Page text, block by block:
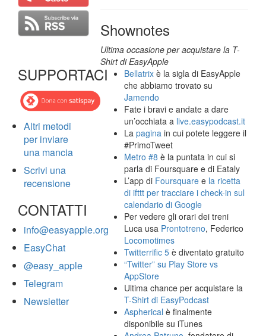
SUPPORTACI
Altri metodi
per inviare
una mancia
Scrivi una
recensione
CONTATTI
info@easyapple.org
EasyChat
@easy_apple
Telegram
Newsletter
Shownotes
Ultima occasione per acquistare la T-
Shirt di EasyApple
Bellatrix è la sigla di EasyApple
che abbiamo trovato su
Jamendo
Fate i bravi e andate a dare
un’occhiata a live.easypodcast.it
Lapagina in cui potete leggere il
#PrimoTweet
Metro #8 è la puntata in cui si
parla di Foursquare e di Eataly
L’app di Foursquare e la ricetta
di ifttt per tracciare i check-in sul
calendario di Google
Per vedere gli orari dei treni
Luca usa Prontotreno, Federico
Locomotimes
Twitterrific 5 è diventato gratuito
“Twitter” su Play Store vs
AppStore
Ultima chance per acquistare la
T-Shirt di EasyPodcast
Aspherical è finalmente
disponibile su iTunes